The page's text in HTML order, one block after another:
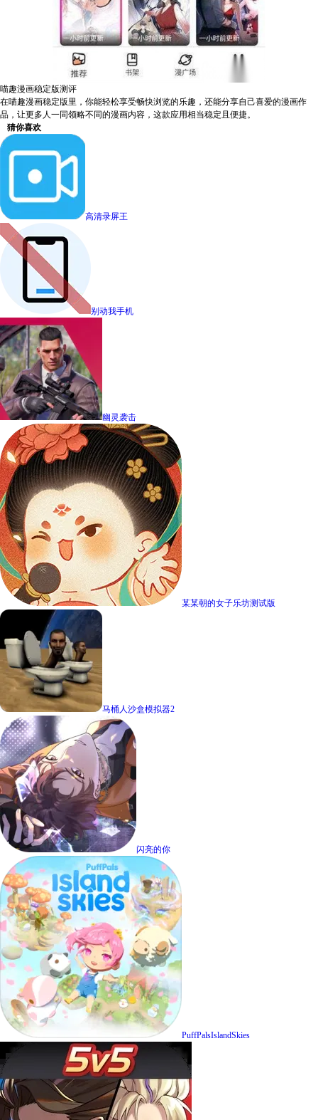
喵趣漫画稳定版测评
在喵趣漫画稳定版里，你能轻松享受畅快浏览的乐趣，还能分享自己喜爱的漫画作
品，让更多人一同领略不同的漫画内容，这款应用相当稳定且便捷。
猜你喜欢
高清录屏王
别动我手机
幽灵袭击
某某朝的女子乐坊测试版
马桶人沙盒模拟器2
闪亮的你
PuffPalsIslandSkies